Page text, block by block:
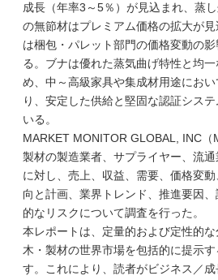
成長（年率3～5％）が見込まれ、蒸
の無節材はプレミアム価格の拡大が
は梱包・パレット部門の価格変動の
る。ブナは優れた蒸気曲げ特性と均
め、中～高級家具や集成材用途にお
り、安定した供給と堅固な認証シス
いる。
MARKET MONITOR GLOBAL, INC（
製材の製造業者、サプライヤー、流
に対し、売上、収益、需要、価格変
向と計画、業界トレンド、推進要因
的なリスクについて調査を行った。
本レポートは、定量的および定性的
木・製材の世界市場を包括的に提示
す。これにより、読者がビジネス／